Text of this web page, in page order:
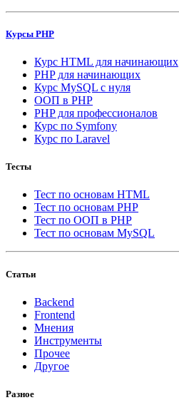
Курсы PHP
Курс HTML для начинающих
PHP для начинающих
Курс MySQL с нуля
ООП в PHP
PHP для профессионалов
Курс по Symfony
Курс по Laravel
Тесты
Тест по основам HTML
Тест по основам PHP
Тест по ООП в PHP
Тест по основам MySQL
Статьи
Backend
Frontend
Мнения
Инструменты
Прочее
Другое
Разное